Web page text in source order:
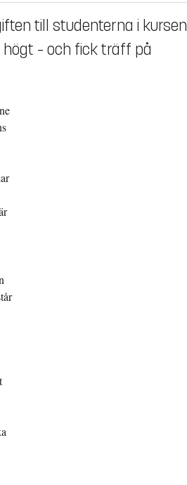
till studenterna i kursen
– och fick träff på